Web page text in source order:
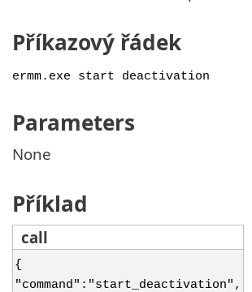
Příkazový řádek
ermm.exe start deactivation
Parameters
None
Příklad
call
{
"command":"start_deactivation",